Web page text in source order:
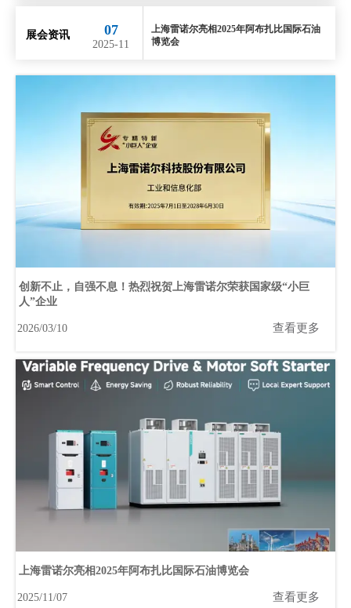
展会资讯 07
2025-11
上海雷诺尔亮相2025年阿布扎比国际石油
博览会
创新不止，自强不息！热烈祝贺上海雷诺尔荣获国家级“小巨
人”企业
2026/03/10 查看更多
上海雷诺尔亮相2025年阿布扎比国际石油博览会
2025/11/07 查看更多